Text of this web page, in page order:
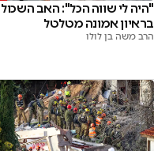
"היה לי שווה הכל": האב השכול
בראיון אמונה מטלטל
הרב משה בן לולו